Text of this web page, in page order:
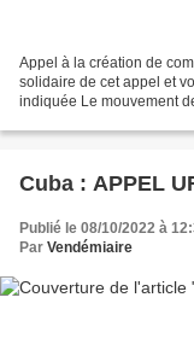
Appel à la création de
solidaire de cet appel et
indiquée Le mouvement
Cuba : APPEL
Publié le 08/10/2022 à
Par Vendémiaire